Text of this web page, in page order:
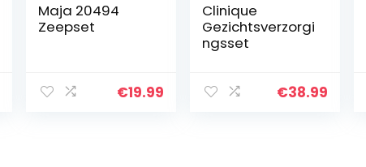
Maja 20494
Zeepset
€19.99
Clinique
Gezichtsverzorgi
ngsset
€38.99